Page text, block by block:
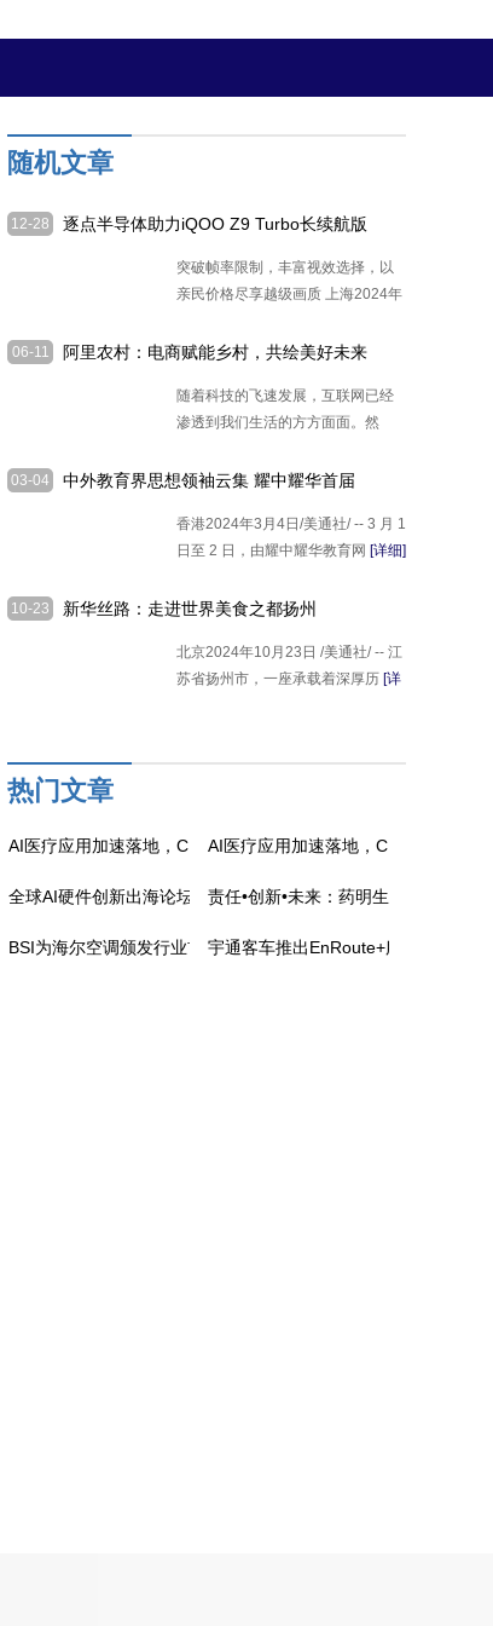
随机文章
12-28
逐点半导体助力iQOO Z9 Turbo长续航版
突破帧率限制，丰富视效选择，以
亲民价格尽享越级画质 上海2024年
06-11
阿里农村：电商赋能乡村，共绘美好未来
随着科技的飞速发展，互联网已经
渗透到我们生活的方方面面。然
03-04
中外教育界思想领袖云集 耀中耀华首届
香港2024年3月4日/美通社/ -- 3 月 1
日至 2 日，由耀中耀华教育网 [详细]
10-23 新华丝路：走进世界美食之都扬州
北京2024年10月23日 /美通社/ -- 江
苏省扬州市，一座承载着深厚历 [详
热门文章
AI医疗应用加速落地，CMEF直击理邦技术布局
AI医疗应用加速落地，CMEF直击理
全球AI硬件创新出海论坛ITES站：共探科技出海新机遇
责任•创新•未来：药明生物发布2024
BSI为海尔空调颁发行业首张ISO 20400可持续采购符合性声明
宇通客车推出EnRoute+服务：以创